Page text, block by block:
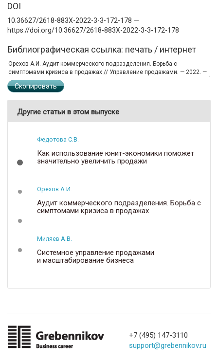
DOI
10.36627/2618-883X-2022-3-3-172-178 —
https://doi.org/10.36627/2618-883X-2022-3-3-172-178
Библиографическая ссылка: печать / интернет
Скопировать
Другие статьи в этом выпуске
Федотова С.В.
Как использование юнит-экономики поможет
значительно увеличить продажи
Орехов А.И.
Аудит коммерческого подразделения. Борьба с
симптомами кризиса в продажах
Миляев А.В.
Системное управление продажами
и масштабирование бизнеса
+7 (495) 147-3110
support@grebennikov.ru